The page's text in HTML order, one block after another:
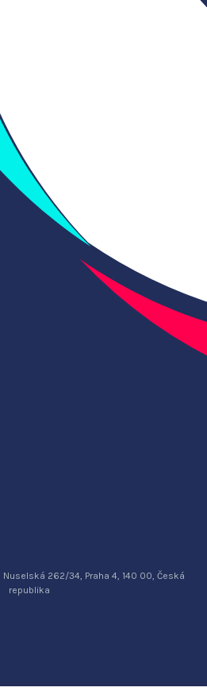
262/34, Praha 4, 140 00, Česká
republika